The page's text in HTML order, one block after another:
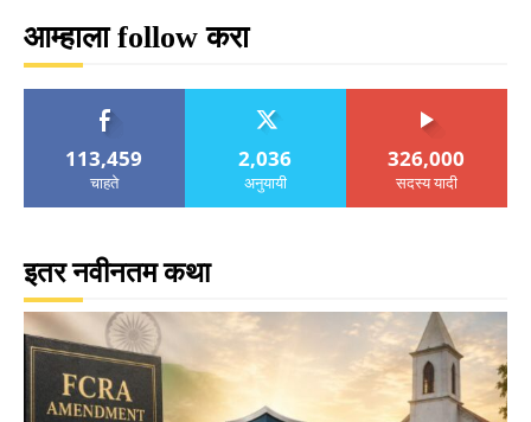
आम्हाला follow करा
113,459
चाहते
2,036
अनुयायी
326,000
सदस्य यादी
इतर नवीनतम कथा